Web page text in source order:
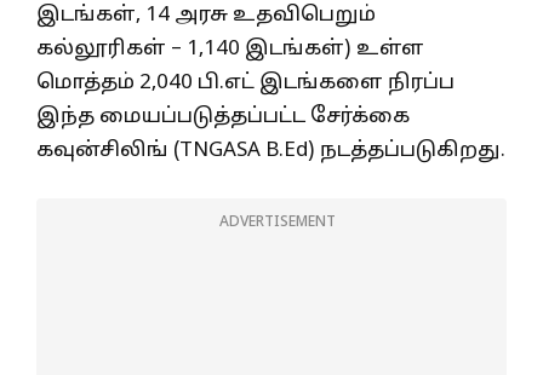
இடங்கள், 14 அரசு உதவிபெறும்
கல்லூரிகள் – 1,140 இடங்கள்) உள்ள
மொத்தம் 2,040 பி.எட் இடங்களை நிரப்ப
இந்த மையப்படுத்தப்பட்ட சேர்க்கை
கவுன்சிலிங் (TNGASA B.Ed) நடத்தப்படுகிறது.
ADVERTISEMENT